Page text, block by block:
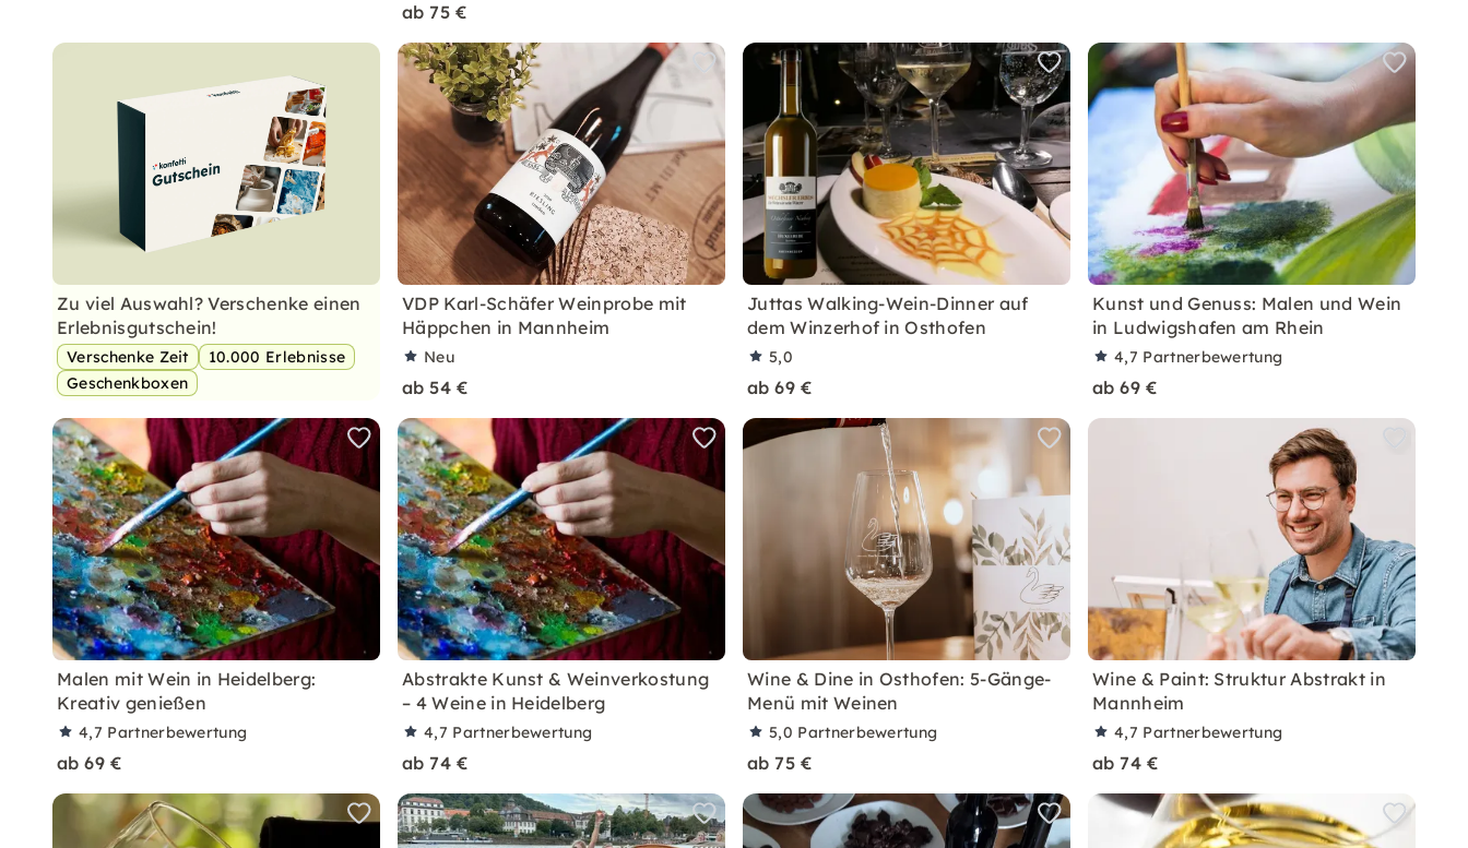
ab 75 €
Zu viel Auswahl? Verschenke einen
Erlebnisgutschein!
Verschenke Zeit
10.000 Erlebnisse
Geschenkboxen
VDP Karl-Schäfer Weinprobe mit
Häppchen in Mannheim
Neu
ab 54 €
Juttas Walking-Wein-Dinner auf
dem Winzerhof in Osthofen
5,0
ab 69 €
Kunst und Genuss: Malen und Wein
in Ludwigshafen am Rhein
4,7 Partnerbewertung
ab 69 €
Malen mit Wein in Heidelberg:
Kreativ genießen
4,7 Partnerbewertung
ab 69 €
Abstrakte Kunst & Weinverkostung
– 4 Weine in Heidelberg
4,7 Partnerbewertung
ab 74 €
Wine & Dine in Osthofen: 5-Gänge-
Menü mit Weinen
5,0 Partnerbewertung
ab 75 €
Wine & Paint: Struktur Abstrakt in
Mannheim
4,7 Partnerbewertung
ab 74 €